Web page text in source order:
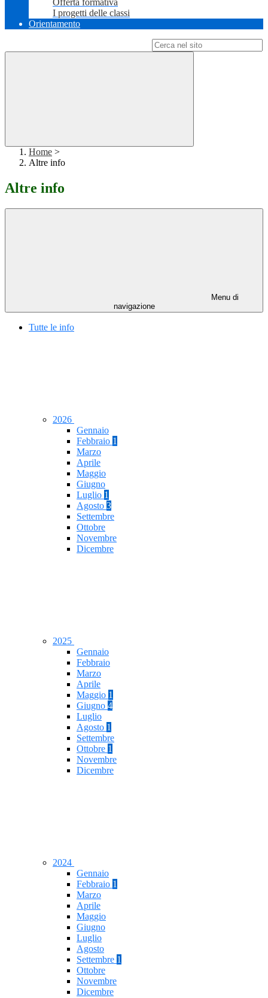
Offerta formativa
I progetti delle classi
Orientamento
Home >
Altre info
Altre info
Menu di
navigazione
Tutte le info
2026
Gennaio
Febbraio 1
Marzo
Aprile
Maggio
Giugno
Luglio 1
Agosto 3
Settembre
Ottobre
Novembre
Dicembre
2025
Gennaio
Febbraio
Marzo
Aprile
Maggio 1
Giugno 4
Luglio
Agosto 1
Settembre
Ottobre 1
Novembre
Dicembre
2024
Gennaio
Febbraio 1
Marzo
Aprile
Maggio
Giugno
Luglio
Agosto
Settembre 1
Ottobre
Novembre
Dicembre